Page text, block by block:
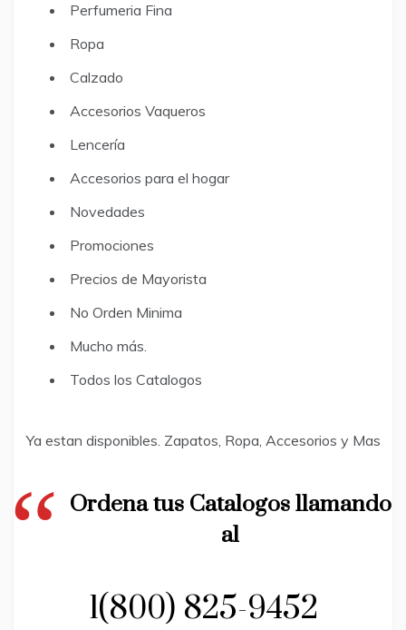
Perfumeria Fina
Ropa
Calzado
Accesorios Vaqueros
Lencería
Accesorios para el hogar
Novedades
Promociones
Precios de Mayorista
No Orden Minima
Mucho más.
Todos los Catalogos
Ya estan disponibles. Zapatos, Ropa, Accesorios y Mas
Ordena tus Catalogos llamando
al
1(800) 825-9452